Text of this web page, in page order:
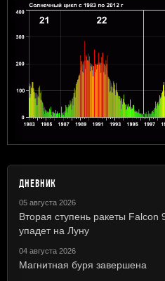
ДНЕВНИК
05 августа 2026
Вторая ступень ракеты Falcon
упадет на Луну
04 августа 2026
Магнитная буря завершена